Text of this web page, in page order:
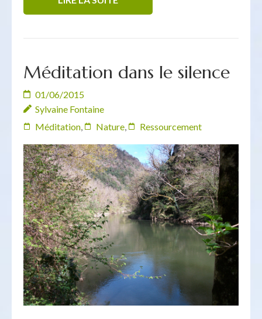
Méditation dans le silence
01/06/2015
Sylvaine Fontaine
Méditation
Nature Ressourcement